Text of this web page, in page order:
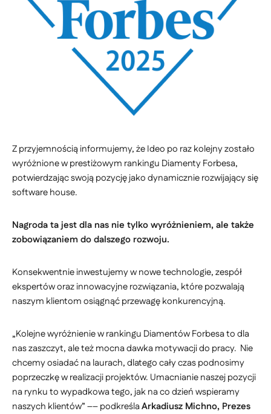
Z przyjemnością informujemy, że Ideo po raz kolejny zostało
wyróżnione w prestiżowym rankingu Diamenty Forbesa,
potwierdzając swoją pozycję jako dynamicznie rozwijający się
software house.
Nagroda ta jest dla nas nie tylko wyróżnieniem, ale także
zobowiązaniem do dalszego rozwoju.
Konsekwentnie inwestujemy w nowe technologie, zespół
ekspertów oraz innowacyjne rozwiązania, które pozwalają
naszym klientom osiągnąć przewagę konkurencyjną.
„Kolejne wyróżnienie w rankingu Diamentów Forbesa to dla
nas zaszczyt, ale też mocna dawka motywacji do pracy. Nie
chcemy osiadać na laurach, dlatego cały czas podnosimy
poprzeczkę w realizacji projektów. Umacnianie naszej pozycji
na rynku to wypadkowa tego, jak na co dzień wspieramy
naszych klientów” –– podkreślaArkadiusz Michno, Prezes